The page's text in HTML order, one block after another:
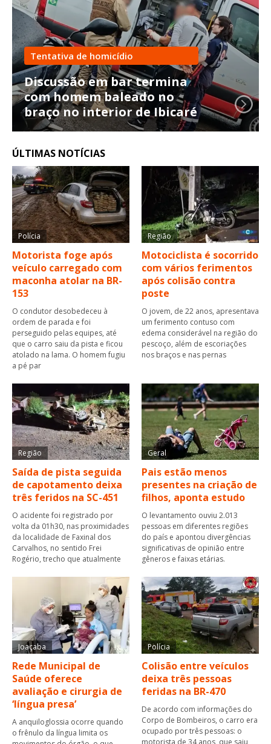
Tentativa de homicídio
Discussão em bar termina
com homem baleado no
braço no interior de Ibicaré
ÚLTIMAS NOTÍCIAS
Polícia
Motorista foge após
veículo carregado com
maconha atolar na BR-
153
O condutor desobedeceu à
ordem de parada e foi
perseguido pelas equipes, até
que o carro saiu da pista e ficou
atolado na lama. O homem fugiu
a pé par
Região
Motociclista é socorrido
com vários ferimentos
após colisão contra
poste
O jovem, de 22 anos, apresentava
um ferimento contuso com
edema considerável na região do
pescoço, além de escoriações
nos braços e nas pernas
Região
Saída de pista seguida
de capotamento deixa
três feridos na SC-451
O acidente foi registrado por
volta da 01h30, nas proximidades
da localidade de Faxinal dos
Carvalhos, no sentido Frei
Rogério, trecho que atualmente
Geral
Pais estão menos
presentes na criação de
filhos, aponta estudo
O levantamento ouviu 2.013
pessoas em diferentes regiões
do país e apontou divergências
significativas de opinião entre
gêneros e faixas etárias.
Joaçaba
Rede Municipal de
Saúde oferece
avaliação e cirurgia de
‘língua presa’
A anquiloglossia ocorre quando
o frênulo da língua limita os
Polícia
Colisão entre veículos
deixa três pessoas
feridas na BR-470
De acordo com informações do
Corpo de Bombeiros, o carro era
ocupado por três pessoas: o
motorista de 34 anos, que saiu